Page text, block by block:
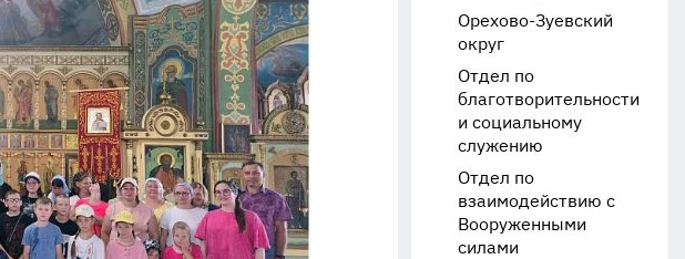
Орехово-Зуевский
округ
Отдел по
благотворительности
и социальному
служению
Отдел по
взаимодействию с
Вооруженными
силами